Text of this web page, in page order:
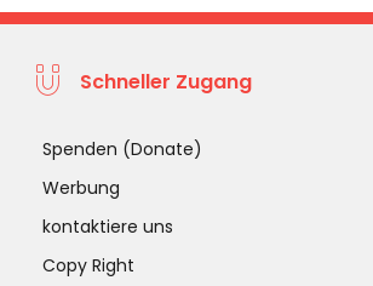
Schneller Zugang
Spenden (Donate)
Werbung
kontaktiere uns
Copy Right